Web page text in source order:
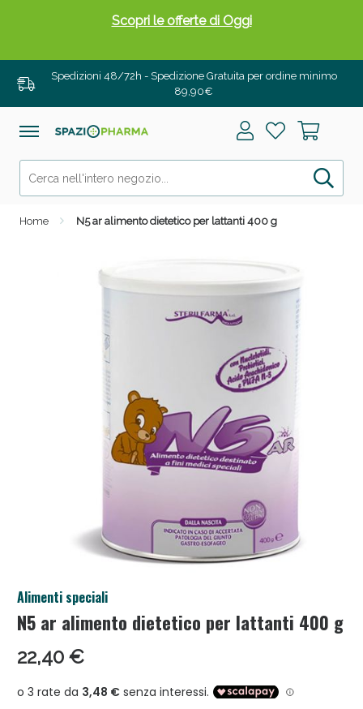
Spedizioni 48/72h - Spedizione Gratuita per ordine minimo
89,90€
Home N5 ar alimento dietetico per lattanti 400 g
Alimenti speciali
N5 ar alimento dietetico per lattanti 400 g
22,40 €
solo per OGGI!
Salini e Multivitaminici: oggi Sconto extra fino al
50%!
Anticellulite e Fanghi: Sconto fino al 40% valido